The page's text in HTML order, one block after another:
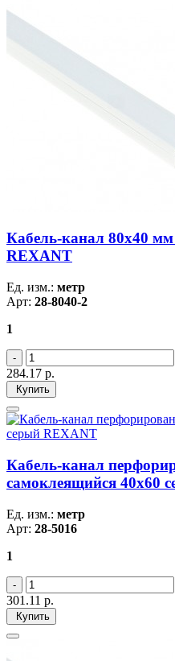
Кабель-канал 80х40
REXANT
Ед. изм.: метр
Арт: 28-8040-2
1
284.17 р.
Купить
Кабель-канал
самоклеящийся 40х60
Ед. изм.: метр
Арт: 28-5016
1
301.11 р.
Купить